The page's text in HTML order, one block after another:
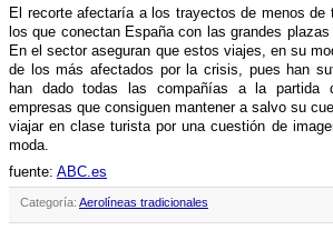
El recorte afectarí­a a los trayectos de menos de
los que conectan España con las grandes
En el sector aseguran que estos viajes, en su
de los más afectados por la crisis, pues han
han dado todas las compañí­as a la partida
empresas que consiguen mantener a salvo su
viajar en clase turista por una cuestión de
moda.
fuente: ABC.es
Categoría: Aerolíneas tradicionales